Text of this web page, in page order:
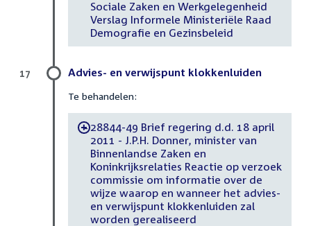
Sociale Zaken en Werkgelegenheid
Verslag Informele Ministeriële Raad
Demografie en Gezinsbeleid
Advies- en verwijspunt klokkenluiden
Te behandelen:
-28844-49 Brief regering d.d. 18 april
2011 - J.P.H. Donner, minister van
Binnenlandse Zaken en
Koninkrijksrelaties Reactie op verzoek
commissie om informatie over de
wijze waarop en wanneer het advies-
en verwijspunt klokkenluiden zal
worden gerealiseerd
17